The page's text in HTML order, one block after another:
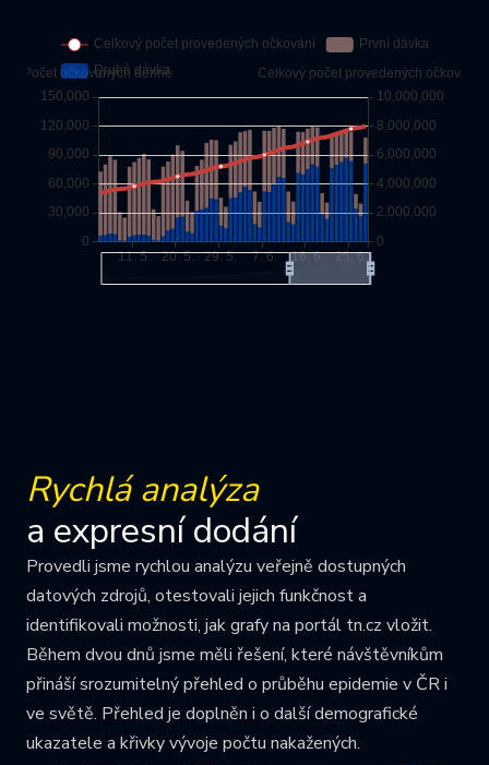
Rychlá analýza
a expresní dodání
Provedli jsme rychlou analýzu veřejně dostupných
datových zdrojů, otestovali jejich funkčnost a
identifikovali možnosti, jak grafy na portál tn.cz vložit.
Během dvou dnů jsme měli řešení, které návštěvníkům
přináší srozumitelný přehled o průběhu epidemie v ČR i
ve světě. Přehled je doplněn i o další demografické
ukazatele a křivky vývoje počtu nakažených.